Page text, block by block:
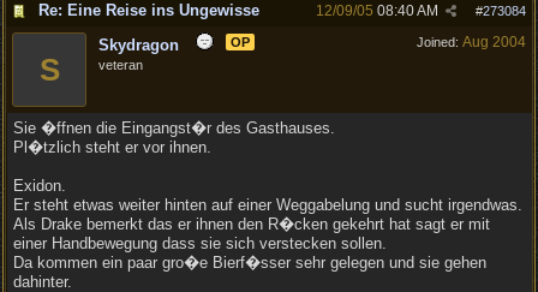
Re: Eine Reise ins Ungewisse #273084
12/09/05 08:40 AM
Joined: Aug 2004
S
Skydragon
OP
veteran
Sie �ffnen die Eingangst�r des Gasthauses.
Pl�tzlich steht er vor ihnen.
Exidon.
Er steht etwas weiter hinten auf einer Weggabelung und sucht irgendwas.
Als Drake bemerkt das er ihnen den R�cken gekehrt hat sagt er mit
einer Handbewegung dass sie sich verstecken sollen.
Da kommen ein paar gro�e Bierf�sser sehr gelegen und sie gehen
dahinter.